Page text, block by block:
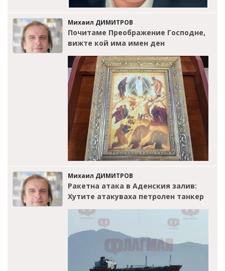
Михаил ДИМИТРОВ
Почитаме Преображение Господне,
вижте кой има имен ден
Михаил ДИМИТРОВ
Ракетна атака в Аденския залив:
Хутите атакуваха петролен танкер